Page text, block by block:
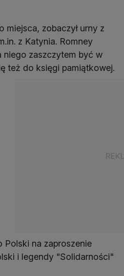
miejsca, zobaczył urny z
z Katynia. Romney
niego zaszczytem być w
też do księgi pamiątkowej.
Polski na zaproszenie
i legendy "Solidarności"